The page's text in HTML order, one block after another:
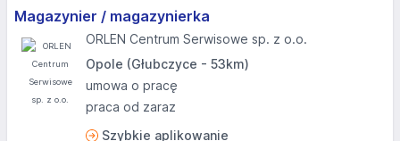
Magazynier / magazynierka
ORLEN Centrum Serwisowe sp. z o.o.
Opole (Głubczyce - 53km)
umowa o pracę
praca od zaraz
Szybkie aplikowanie